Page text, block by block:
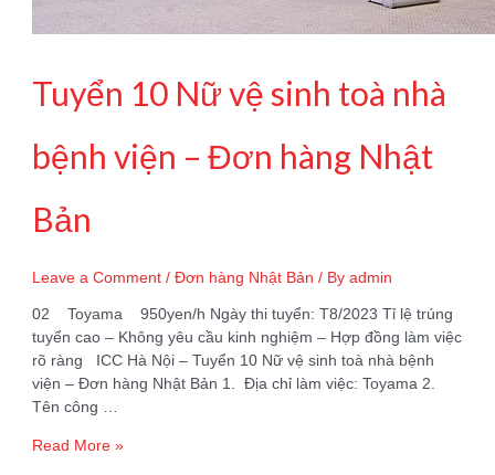
Tuyển 10 Nữ vệ sinh toà nhà
bệnh viện – Đơn hàng Nhật
Bản
Leave a Comment /Đơn hàng Nhật Bản / Byadmin
02 Toyama 950yen/h Ngày thi tuyển: T8/2023 Tỉ lệ trúng
tuyển cao – Không yêu cầu kinh nghiệm – Hợp đồng làm việc
rõ ràng ICC Hà Nội – Tuyển 10 Nữ vệ sinh toà nhà bệnh
viện – Đơn hàng Nhật Bản 1. Địa chỉ làm việc: Toyama 2.
Tên công …
Tuyển
Read More »